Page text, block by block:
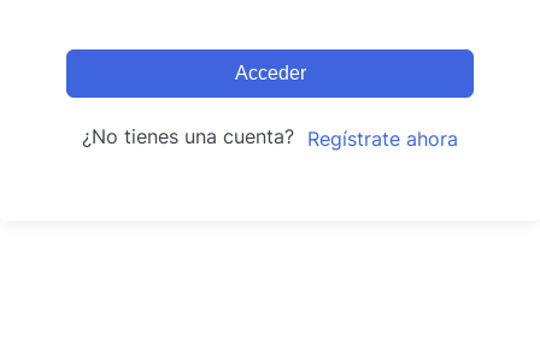
Acceder
¿No tienes una cuenta? Regístrate ahora